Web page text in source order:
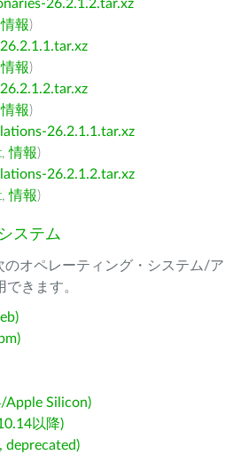
26.2.1.2.tar.xz
情報)
情報)
情報)
26.2.1.1.tar.xz
,情報)
26.2.1.2.tar.xz
,情報)
ステム
のオペレーティング・システム/ア
きます。
Apple Silicon)
以降)
deprecated)